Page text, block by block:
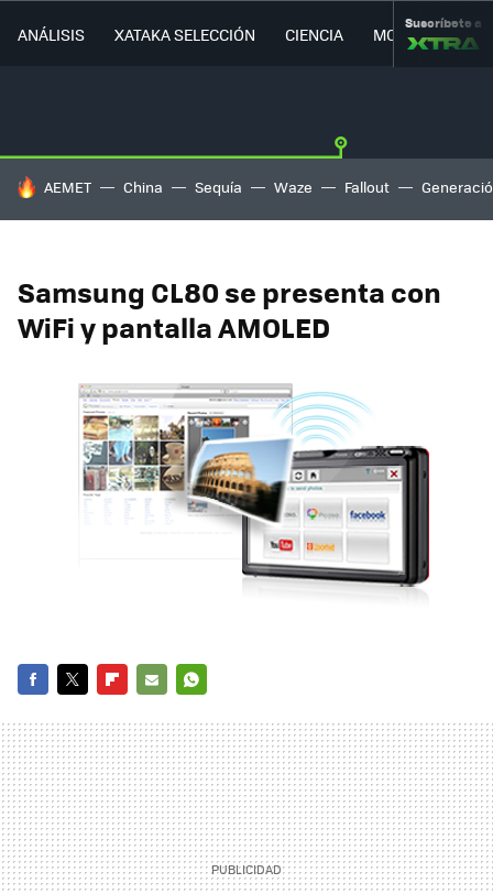
ANÁLISIS XATAKA SELECCIÓN CIENCIA MOVILIDAD
Suscríbete a
HOY SE HABLA DE
AEMET China Sequía Waze Fallout
Samsung CL80 se presenta con
WiFi y pantalla AMOLED
MAIL